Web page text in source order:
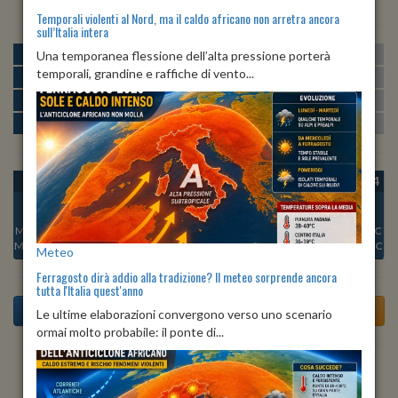
MATTINA min:23º max:29º U:
POMERIGGIO min:29º max:30º
SERA min:25º max:31º U:72% 82%
NOTTE min: 23º max:25º U:71%
OGGI
Min:
23°C
Max:25°C
DOM 09
Min:
Max:25°C
LUN 10
Min:22°C
Max:23°C
MAR 11
Min:
21°C
Max:23°C
MER 12
Max:23°C
GIO 13
Min:22°C
Max:23°C
VEN 14
22°C
Max:23°C
Previsioni del Tempo a Agosta di oggi
Temporali violenti al Nord, ma il caldo africano non arretra ancora
sull’Italia intera
Una temporanea flessione dell’alta pressione porterà
temporali, grandine e raffiche di vento...
Meteo
Ferragosto dirà addio alla tradizione? Il meteo sorprende ancora
tutta l'Italia quest'anno
Le ultime elaborazioni convergono verso uno scenario
ormai molto probabile: il ponte di...